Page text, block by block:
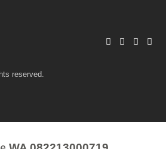
reserved.